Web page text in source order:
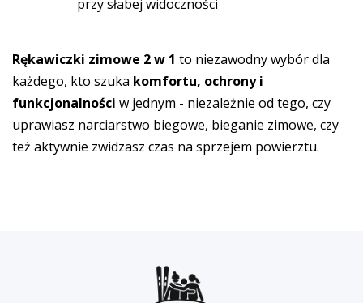
przy słabej widoczności
Rękawiczki zimowe 2 w 1 to niezawodny wybór dla
każdego, kto szuka komfortu, ochrony i
funkcjonalności w jednym - niezależnie od tego, czy
uprawiasz narciarstwo biegowe, bieganie zimowe, czy
też aktywnie zwidzasz czas na sprzejem powierztu.